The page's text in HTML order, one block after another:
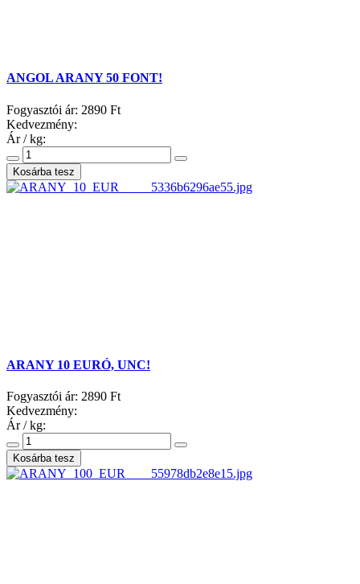
ANGOL ARANY 50 FONT!
Fogyasztói ár: 2890 Ft
Kedvezmény:
Ár / kg:
ARANY 10 EURÓ, UNC!
Fogyasztói ár: 2890 Ft
Kedvezmény:
Ár / kg: